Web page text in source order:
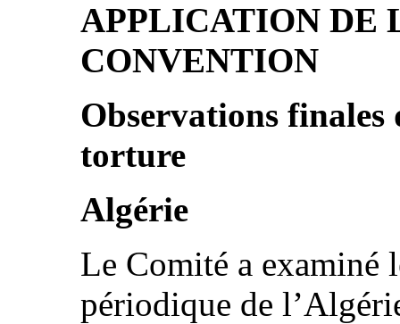
APPLICATION DE
CONVENTION
Observations
torture
Algérie
Le Comité a examiné
périodique de